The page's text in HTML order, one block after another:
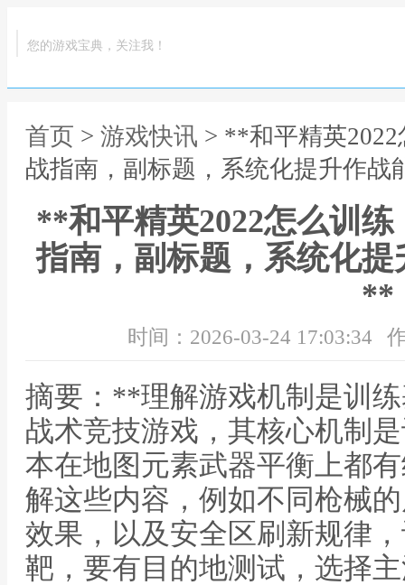
您的游戏宝典，关注我！
首页 > 游戏快讯 > **和平精英
战指南，副标题，系统化提升作
**和平精英2022怎么训
指南，副标题，系统化
**
时间：2026-03-24 17:03:34
摘要：**理解游戏机制是训
战术竞技游戏，其核心机制
本在地图元素武器平衡上都
解这些内容，例如不同枪械
效果，以及安全区刷新规律
靶，要有目的地测试，选择